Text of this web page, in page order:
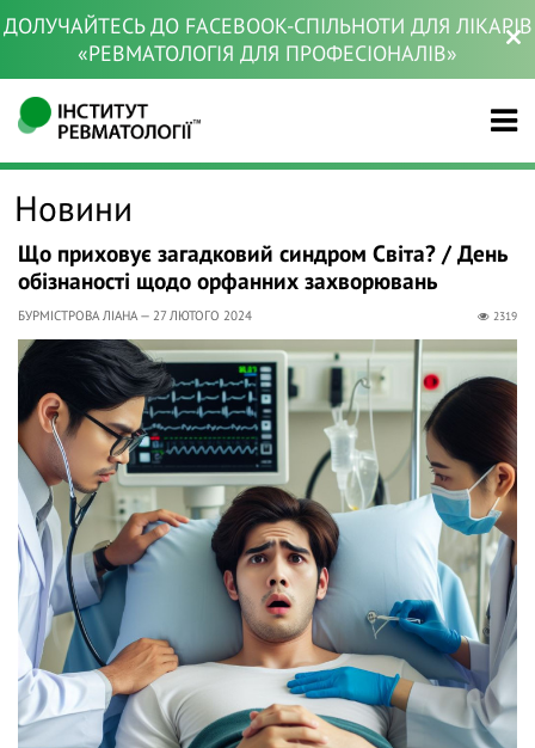
ДОЛУЧАЙТЕСЬ ДО FACEBOOK-СПІЛЬНОТИ ДЛЯ ЛІКАРІВ
«РЕВМАТОЛОГІЯ ДЛЯ ПРОФЕСІОНАЛІВ»
Новини
Що приховує загадковий синдром Світа? / День
обізнаності щодо орфанних захворювань
БУРМІСТРОВА ЛІАНА — 27 ЛЮТОГО 2024 2319